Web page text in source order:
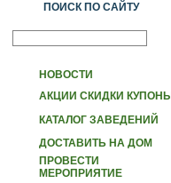
ПОИСК ПО САЙТУ
НОВОСТИ
АКЦИИ СКИДКИ КУПОНЫ
КАТАЛОГ ЗАВЕДЕНИЙ
ДОСТАВИТЬ НА ДОМ
ПРОВЕСТИ
МЕРОПРИЯТИЕ